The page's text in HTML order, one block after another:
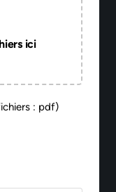
ici
: pdf)